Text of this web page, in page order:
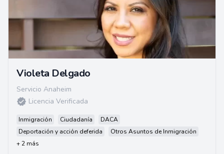
Violeta Delgado
Servicio Anaheim
Licencia Verificada
Inmigración Ciudadanía
DACA
Deportación y acción deferida
Otros Asuntos de Inmigración
+ 2 más